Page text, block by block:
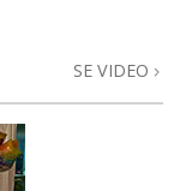
SE VIDEO